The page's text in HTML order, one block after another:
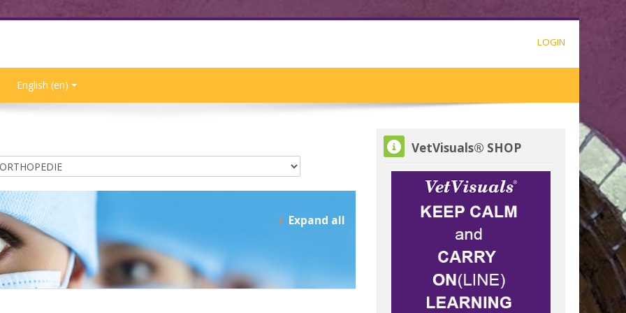
LOGIN
English ‎(en)‎
Expand all
Skip VetVisuals® SHOP
VetVisuals® SHOP